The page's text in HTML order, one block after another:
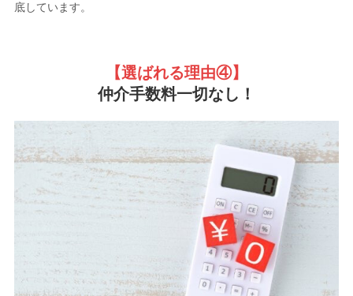
底しています。
【選ばれる理由④】
仲介手数料一切なし！